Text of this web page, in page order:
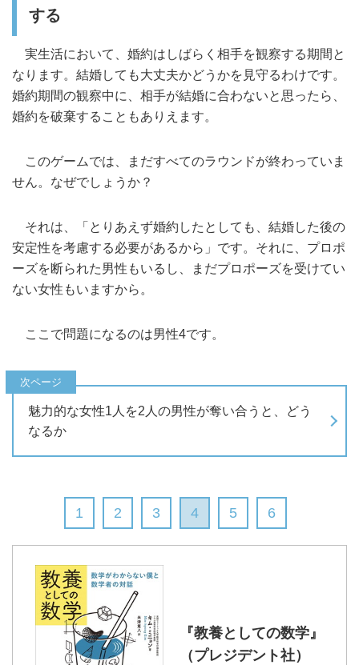
する
実生活において、婚約はしばらく相手を観察する期間と
なります。結婚しても大丈夫かどうかを見守るわけです。
婚約期間の観察中に、相手が結婚に合わないと思ったら、
婚約を破棄することもありえます。
このゲームでは、まだすべてのラウンドが終わっていま
せん。なぜでしょうか？
それは、「とりあえず婚約したとしても、結婚した後の
安定性を考慮する必要があるから」です。それに、プロポ
ーズを断られた男性もいるし、まだプロポーズを受けてい
ない女性もいますから。
ここで問題になるのは男性4です。
魅力的な女性1人を2人の男性が奪い合うと、どう
なるか
1 2 3 4 5 6
『教養としての数学』
（プレジデント社）